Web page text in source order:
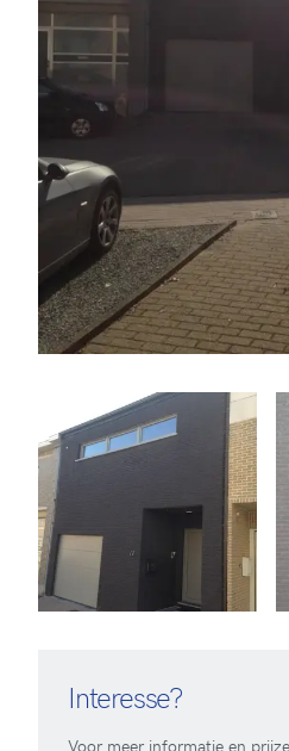
Interesse?
Voor meer informatie en